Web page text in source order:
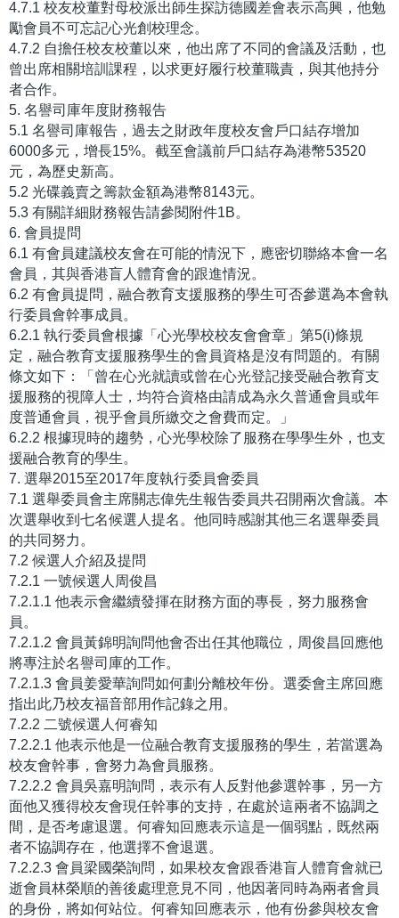
4.7.1 校友校董對母校派出師生探訪德國差會表示高興，他勉
勵會員不可忘記心光創校理念。
4.7.2 自擔任校友校董以來，他出席了不同的會議及活動，也
曾出席相關培訓課程，以求更好履行校董職責，與其他持分
者合作。
5. 名譽司庫年度財務報告
5.1 名譽司庫報告，過去之財政年度校友會戶口結存增加
6000多元，增長15%。截至會議前戶口結存為港幣53520
元，為歷史新高。
5.2 光碟義賣之籌款金額為港幣8143元。
5.3 有關詳細財務報告請參閱附件1B。
6. 會員提問
6.1 有會員建議校友會在可能的情況下，應密切聯絡本會一名
會員，其與香港盲人體育會的跟進情況。
6.2 有會員提問，融合教育支援服務的學生可否參選為本會執
行委員會幹事成員。
6.2.1 執行委員會根據「心光學校校友會會章」第5(i)條規
定，融合教育支援服務學生的會員資格是沒有問題的。有關
條文如下：「曾在心光就讀或曾在心光登記接受融合教育支
援服務的視障人士，均符合資格由請成為永久普通會員或年
度普通會員，視乎會員所繳交之會費而定。」
6.2.2 根據現時的趨勢，心光學校除了服務在學學生外，也支
援融合教育的學生。
7. 選舉2015至2017年度執行委員會委員
7.1 選舉委員會主席關志偉先生報告委員共召開兩次會議。本
次選舉收到七名候選人提名。他同時感謝其他三名選舉委員
的共同努力。
7.2 候選人介紹及提問
7.2.1 一號候選人周俊昌
7.2.1.1 他表示會繼續發揮在財務方面的專長，努力服務會
員。
7.2.1.2 會員黃錦明詢問他會否出任其他職位，周俊昌回應他
將專注於名譽司庫的工作。
7.2.1.3 會員姜愛華詢問如何劃分離校年份。選委會主席回應
指出此乃校友福音部用作記錄之用。
7.2.2 二號候選人何睿知
7.2.2.1 他表示他是一位融合教育支援服務的學生，若當選為
校友會幹事，會努力為會員服務。
7.2.2.2 會員吳嘉明詢問，表示有人反對他參選幹事，另一方
面他又獲得校友會現任幹事的支持，在處於這兩者不協調之
間，是否考慮退選。何睿知回應表示這是一個弱點，既然兩
者不協調存在，他選擇不會退選。
7.2.2.3 會員梁國榮詢問，如果校友會跟香港盲人體育會就已
逝會員林榮順的善後處理意見不同，他因著同時為兩者會員
的身份，將如何站位。何睿知回應表示，他有份參與校友會